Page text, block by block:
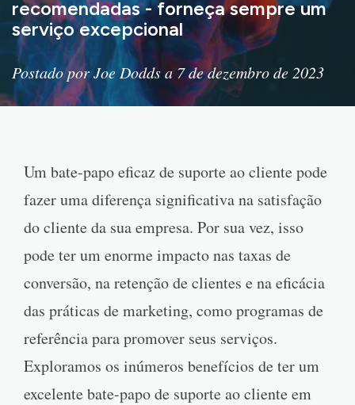
recomendadas - forneça sempre um
serviço excepcional
Postado por Joe Dodds a 7 de dezembro de 2023
Um bate-papo eficaz de suporte ao cliente pode
fazer uma diferença significativa na satisfação
do cliente da sua empresa. Por sua vez, isso
pode ter um enorme impacto nas taxas de
conversão, na retenção de clientes e na eficácia
das práticas de marketing, como programas de
referência para promover seus serviços.
Exploramos os inúmeros benefícios de ter um
excelente bate-papo de suporte ao cliente em